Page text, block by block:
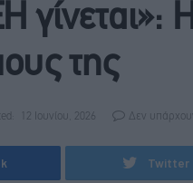
γίνεται»:
της
12 Ιουνίου, 2026 Δεν
Twitter